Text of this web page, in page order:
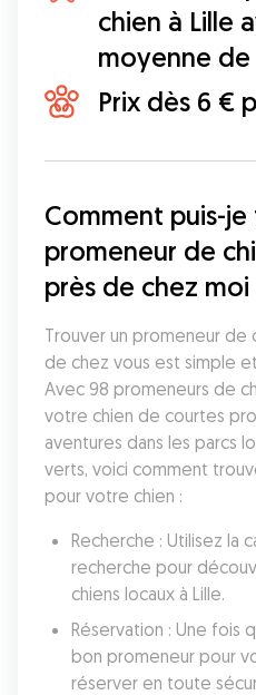
chien à Lille
moyenne
Prix dès 6 €
Comment puis-
promeneur de
près de chez moi
Trouver un promeneur de
de chez vous est simple
Avec 98 promeneurs de
votre chien de courtes
aventures dans les parcs
verts, voici comment
pour votre chien :
Recherche : Utilisez la
recherche pour
chiens locaux à Lille.
Réservation : Une fois
bon promeneur pour
réserver en toute